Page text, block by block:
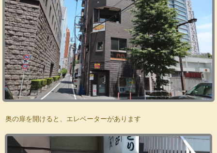
奥の扉を開けると、エレベーターがあります